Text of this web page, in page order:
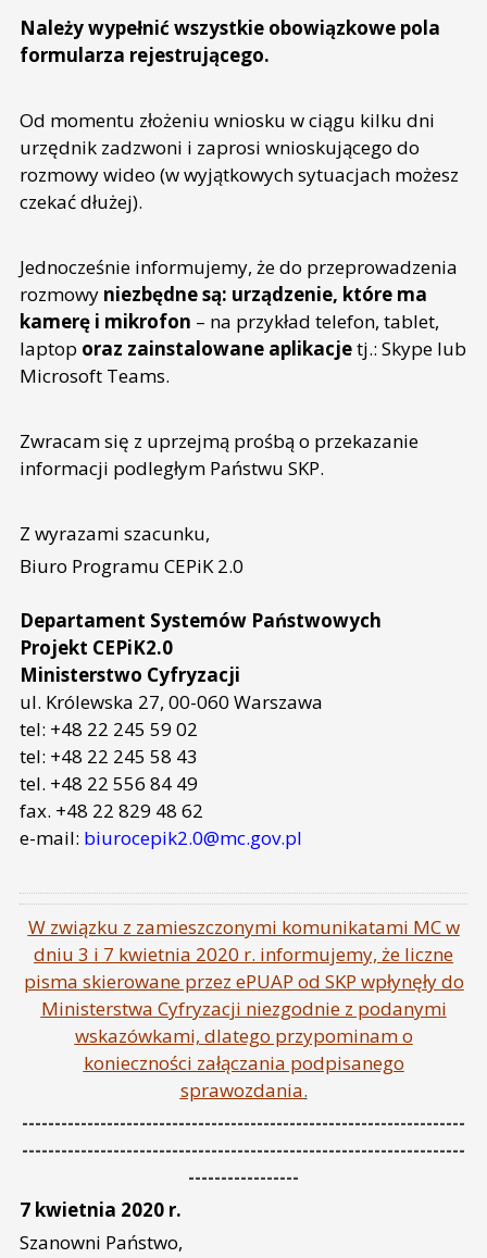
Należy wypełnić wszystkie obowiązkowe pola
formularza rejestrującego.
Od momentu złożeniu wniosku w ciągu kilku dni
urzędnik zadzwoni i zaprosi wnioskującego do
rozmowy wideo (w wyjątkowych sytuacjach możesz
czekać dłużej).
Jednocześnie informujemy, że do przeprowadzenia
rozmowyniezbędne są: urządzenie, które ma
kamerę i mikrofon – na przykład telefon, tablet,
laptop oraz zainstalowane aplikacjetj.: Skype lub
Microsoft Teams.
Zwracam się z uprzejmą prośbą o przekazanie
informacji podległym Państwu SKP.
Z wyrazami szacunku,
Biuro Programu CEPiK 2.0
Departament Systemów Państwowych
Projekt CEPiK2.0
Ministerstwo Cyfryzacji
ul. Królewska 27, 00-060 Warszawa
tel: +48 22 245 59 02
tel: +48 22 245 58 43
tel. +48 22 556 84 49
fax. +48 22 829 48 62
e-mail: biurocepik2.0@mc.gov.pl
W związku z zamieszczonymi komunikatami MC w
dniu 3 i 7 kwietnia 2020 r. informujemy, że liczne
pisma skierowane przez ePUAP od SKP wpłynęły do
Ministerstwa Cyfryzacji niezgodnie z podanymi
wskazówkami, dlatego przypominam o
konieczności załączania podpisanego
sprawozdania.
--------------------------------------------------------------------
--------------------------------------------------------------------
-----------------
7 kwietnia 2020 r.
Szanowni Państwo,